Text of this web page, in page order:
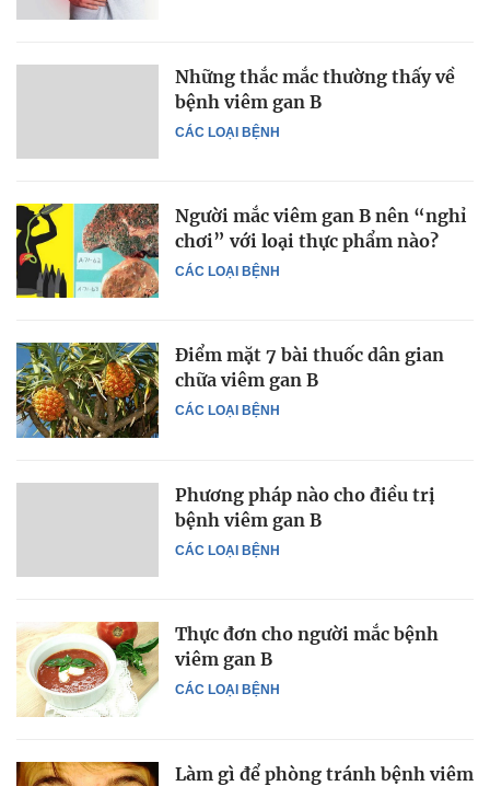
CÁC LOẠI BỆNH
Những thắc mắc thường thấy về
bệnh viêm gan B
CÁC LOẠI BỆNH
Người mắc viêm gan B nên “nghỉ
chơi” với loại thực phẩm nào?
CÁC LOẠI BỆNH
Điểm mặt 7 bài thuốc dân gian
chữa viêm gan B
CÁC LOẠI BỆNH
Phương pháp nào cho điều trị
bệnh viêm gan B
CÁC LOẠI BỆNH
Thực đơn cho người mắc bệnh
viêm gan B
Làm gì để phòng tránh bệnh viêm